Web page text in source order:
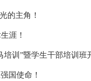
的主角！
涯！
培训”暨学生干部培训班
国使命！